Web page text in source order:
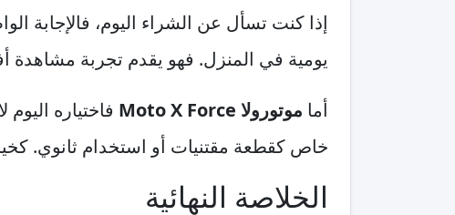
إذا كنت تسأل عن الشراء اليوم، فالإجابة
يومية في المنزل. فهو يقدم تجربة مشاهدة
أما موتورولا Moto X Force
فاختياره
خاص كقطعة مقتنيات أو استخدام ثانوي.
الخلاصة النهائية